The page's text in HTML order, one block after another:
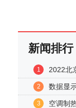
新闻排行
1 2022北
2 数据显
3 空调制